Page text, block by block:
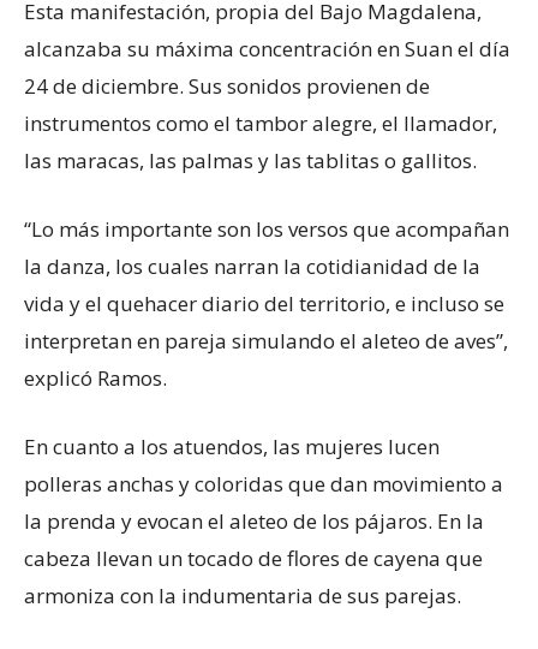
Esta manifestación, propia del Bajo Magdalena,
alcanzaba su máxima concentración en Suan el día
24 de diciembre. Sus sonidos provienen de
instrumentos como el tambor alegre, el llamador,
las maracas, las palmas y las tablitas o gallitos.
“Lo más importante son los versos que acompañan
la danza, los cuales narran la cotidianidad de la
vida y el quehacer diario del territorio, e incluso se
interpretan en pareja simulando el aleteo de aves”,
explicó Ramos.
En cuanto a los atuendos, las mujeres lucen
polleras anchas y coloridas que dan movimiento a
la prenda y evocan el aleteo de los pájaros. En la
cabeza llevan un tocado de flores de cayena que
armoniza con la indumentaria de sus parejas.